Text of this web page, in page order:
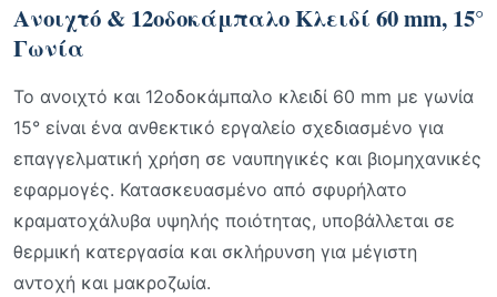
Ανοιχτό & 12οδοκάμπαλο Κλειδί 60 mm, 15°
Γωνία
Το ανοιχτό και 12οδοκάμπαλο κλειδί 60 mm με γωνία
15° είναι ένα ανθεκτικό εργαλείο σχεδιασμένο για
επαγγελματική χρήση σε ναυπηγικές και βιομηχανικές
εφαρμογές. Κατασκευασμένο από σφυρήλατο
κραματοχάλυβα υψηλής ποιότητας, υποβάλλεται σε
θερμική κατεργασία και σκλήρυνση για μέγιστη
αντοχή και μακροζωία.